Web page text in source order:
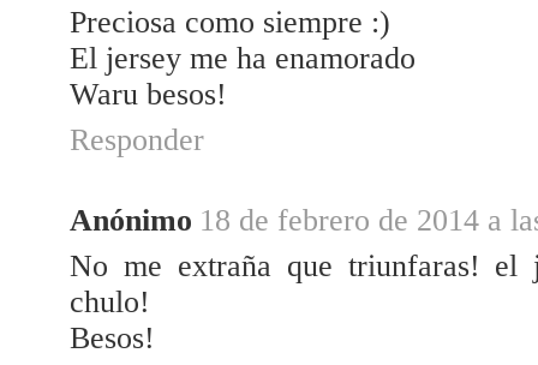
Preciosa como siempre :)
El jersey me ha enamorado
Waru besos!
Responder
Anónimo 18 de febrero de 2014 a
No me extraña que triunfaras! el
chulo!
Besos!